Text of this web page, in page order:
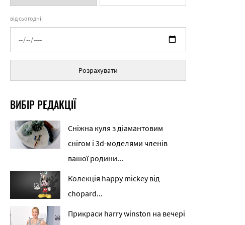
від сьогодні:
Розрахувати
ВИБІР РЕДАКЦІЇ
Сніжна куля з діамантовим
снігом і 3d-моделями членів
вашої родини...
Колекція happy mickey від
chopard...
Прикраси harry winston на вечері